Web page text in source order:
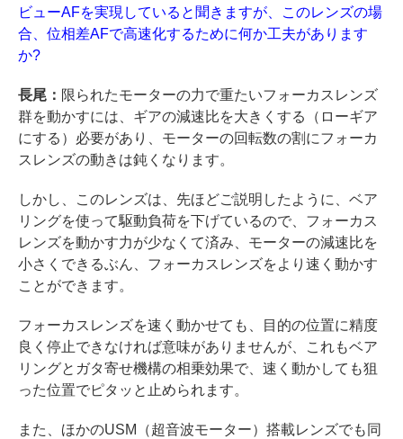
ビューAFを実現していると聞きますが、このレンズの場
合、位相差AFで高速化するために何か工夫があります
か?
長尾： 限られたモーターの力で重たいフォーカスレンズ
群を動かすには、ギアの減速比を大きくする（ローギア
にする）必要があり、モーターの回転数の割にフォーカ
スレンズの動きは鈍くなります。
しかし、このレンズは、先ほどご説明したように、ベア
リングを使って駆動負荷を下げているので、フォーカス
レンズを動かす力が少なくて済み、モーターの減速比を
小さくできるぶん、フォーカスレンズをより速く動かす
ことができます。
フォーカスレンズを速く動かせても、目的の位置に精度
良く停止できなければ意味がありませんが、これもベア
リングとガタ寄せ機構の相乗効果で、速く動かしても狙
った位置でピタッと止められます。
また、ほかのUSM（超音波モーター）搭載レンズでも同